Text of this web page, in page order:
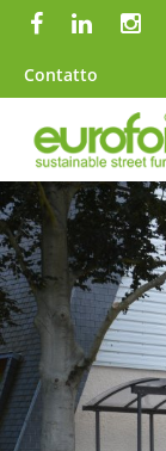
Contatto